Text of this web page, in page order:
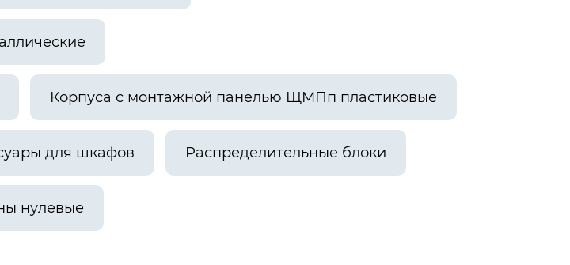
Корпуса с монтажной панелью ЩМПп пластиковые
для шкафов Распределительные блоки
нулевые